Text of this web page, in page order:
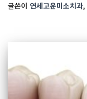
글쓴이 연세고운미소치과,